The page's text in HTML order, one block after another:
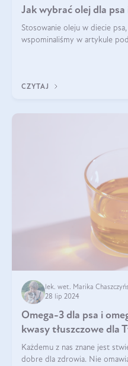
Jak wybrać olej dla
Stosowanie oleju w diecie
wspominaliśmy w artykule
CZYTAJ
lek. wet. Marika
28 lip 2024
Omega-3 dla psa i
kwasy tłuszczowe dla
Każdemu z nas znane jest
dobre dla zdrowia. Nie